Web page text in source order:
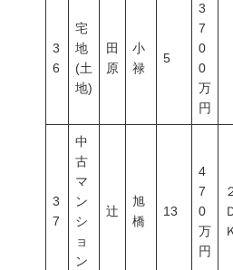
3
6
宅
地
(土
地)
田
原
小
禄
5
3
7
0
0
万
円
3
7
中
古
マ
ン
シ
ョ
ン
辻
旭
橋
13
4
7
0
万
円
Ｋ